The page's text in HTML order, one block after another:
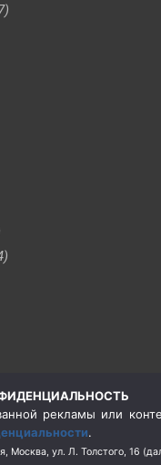
рекламы или
.
ул. Л. Толстого, 16